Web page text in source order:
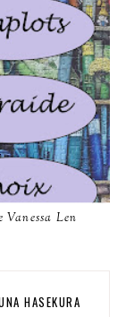
Vanessa Len
HASEKURA